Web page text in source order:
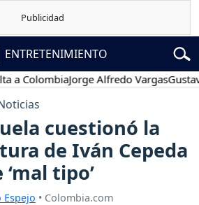
ENTRETENIMIENTO
Jorge Alfredo VargasGustavo
cuestionó la
de Iván Cepeda
tipo’
Espejo • Colombia.com